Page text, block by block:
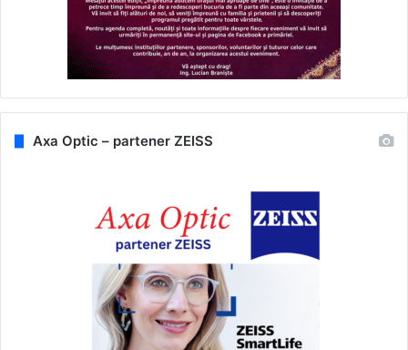
Axa Optic – partener ZEISS